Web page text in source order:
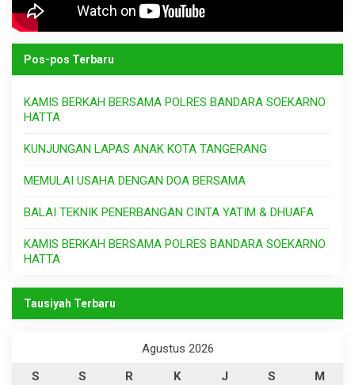
Pos-pos Terbaru
KAMIS BERKAH BERSAMA POLRES BANDARA SOEKARNO
HATTA
KUNJUNGAN LAPAS ANAK KOTA TANGERANG
MEMULAI USAHA DENGAN DOA BERSAMA
BALAI TEKNIK PENERBANGAN CINTA YATIM & DHUAFA
KAMIS BERKAH BERSAMA POLRES BANDARA SOEKARNO
HATTA
Tausiyah Terbaru
Agustus 2026
S
S R K J S
M